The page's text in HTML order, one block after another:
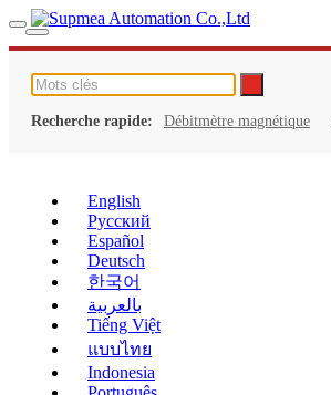
Recherche rapide: Débitmètre magnétique
English
Русский
Español
Deutsch
한국어
بالعربية
Tiếng Việt
แบบไทย
Indonesia